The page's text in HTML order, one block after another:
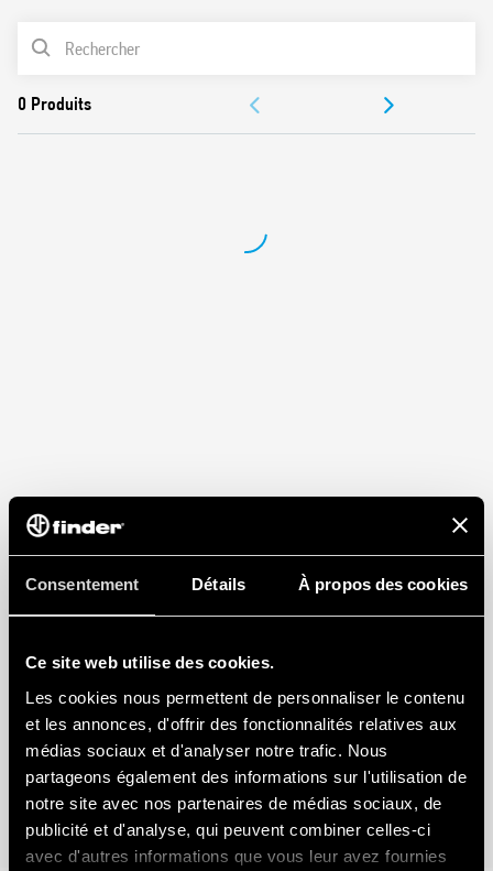
Consentement Détails À propos des cookies
Ce site web utilise des cookies.
Les cookies nous permettent de personnaliser le contenu
et les annonces, d'offrir des fonctionnalités relatives aux
médias sociaux et d'analyser notre trafic. Nous
partageons également des informations sur l'utilisation de
notre site avec nos partenaires de médias sociaux, de
publicité et d'analyse, qui peuvent combiner celles-ci
avec d'autres informations que vous leur avez fournies
LISTE DES PRODUITS
CERTIFICATIONS